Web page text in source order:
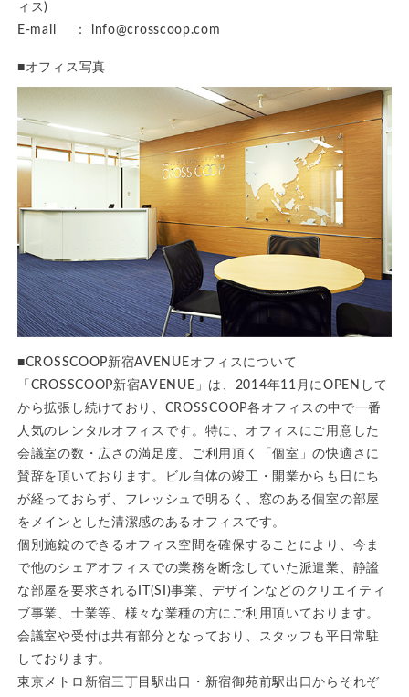
ィス)
E-mail ： info@crosscoop.com
■オフィス写真
■CROSSCOOP新宿AVENUEオフィスについて
「CROSSCOOP新宿AVENUE」は、2014年11月にOPENして
から拡張し続けており、CROSSCOOP各オフィスの中で一番
人気のレンタルオフィスです。特に、オフィスにご用意した
会議室の数・広さの満足度、ご利用頂く「個室」の快適さに
賛辞を頂いております。ビル自体の竣工・開業からも日にち
が経っておらず、フレッシュで明るく、窓のある個室の部屋
をメインとした清潔感のあるオフィスです。
個別施錠のできるオフィス空間を確保することにより、今ま
で他のシェアオフィスでの業務を断念していた派遣業、静謐
な部屋を要求されるIT(SI)事業、デザインなどのクリエイティ
ブ事業、士業等、様々な業種の方にご利用頂いております。
会議室や受付は共有部分となっており、スタッフも平日常駐
しております。
東京メトロ新宿三丁目駅出口・新宿御苑前駅出口からそれぞ